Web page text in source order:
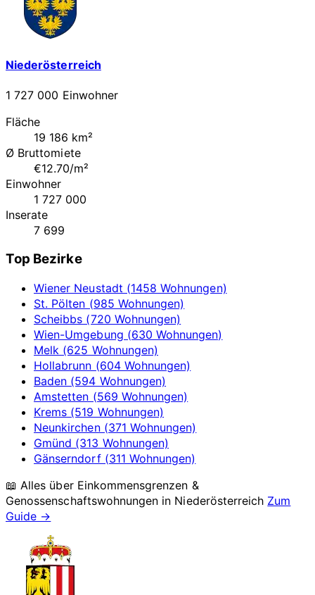
Niederösterreich
1 727 000 Einwohner
Fläche
19 186 km²
Ø Bruttomiete
€12.70/m²
Einwohner
1 727 000
Inserate
7 699
Top Bezirke
Wiener Neustadt (1458 Wohnungen)
St. Pölten (985 Wohnungen)
Scheibbs (720 Wohnungen)
Wien-Umgebung (630 Wohnungen)
Melk (625 Wohnungen)
Hollabrunn (604 Wohnungen)
Baden (594 Wohnungen)
Amstetten (569 Wohnungen)
Krems (519 Wohnungen)
Neunkirchen (371 Wohnungen)
Gmünd (313 Wohnungen)
Gänserndorf (311 Wohnungen)
📖 Alles über Einkommensgrenzen &
Genossenschaftswohnungen in Niederösterreich Zum
Guide →